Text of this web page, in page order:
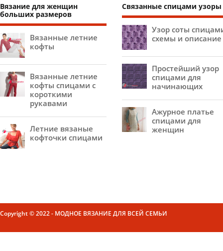
Вязание для женщин
больших размеров
Вязанные летние
кофты
Вязанные летние
кофты спицами с
короткими
рукавами
Летние вязаные
кофточки спицами
Связанные спицами узоры
Узор соты
схемы и описание
Простейший узор
спицами для
начинающих
Ажурное платье
спицами для
женщин
Copyright © 2022 - МОДНОЕ ВЯЗАНИЕ ДЛЯ ВСЕЙ СЕМЬИ